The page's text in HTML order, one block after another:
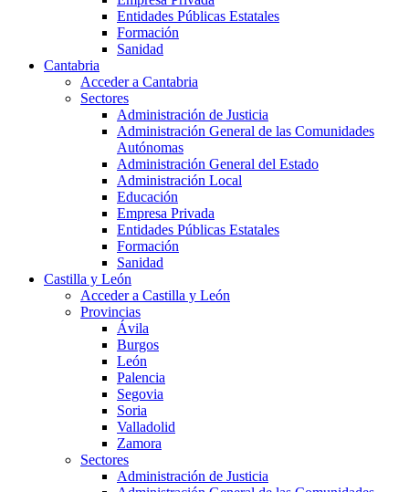
Entidades Públicas Estatales
Formación
Sanidad
Cantabria
Acceder a Cantabria
Sectores
Administración de Justicia
Administración General de las Comunidades
Autónomas
Administración General del Estado
Administración Local
Educación
Empresa Privada
Entidades Públicas Estatales
Formación
Sanidad
Castilla y León
Acceder a Castilla y León
Provincias
Ávila
Burgos
León
Palencia
Segovia
Soria
Valladolid
Zamora
Sectores
Administración de Justicia